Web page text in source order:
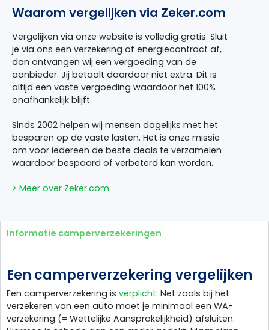
Waarom vergelijken via Zeker.com
Vergelijken via onze website is volledig gratis. Sluit
je via ons een verzekering of energiecontract af,
dan ontvangen wij een vergoeding van de
aanbieder. Jij betaalt daardoor niet extra. Dit is
altijd een vaste vergoeding waardoor het 100%
onafhankelijk blijft.
Sinds 2002 helpen wij mensen dagelijks met het
besparen op de vaste lasten. Het is onze missie
om voor iedereen de beste deals te verzamelen
waardoor bespaard of verbeterd kan worden.
> Meer over Zeker.com
Informatie camperverzekeringen
Een camperverzekering vergelijken
Een camperverzekering is verplicht. Net zoals bij het
verzekeren van een auto moet je minimaal een WA-
verzekering (= Wettelijke Aansprakelijkheid) afsluiten.